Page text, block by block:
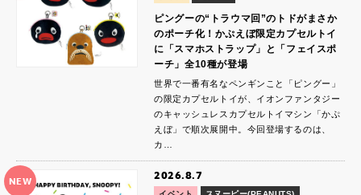
ピングーの“トラウマ回”のトドがまさか
のポーチ化！かぷえぼ限定カプセルトイ
に「スマホストラップ」と「フェイスポ
ーチ」全10種が登場
世界で一番有名なペンギンこと「ピングー」
の限定カプセルトイが、イオンファンタジー
のキャッシュレスカプセルトイマシン「かぷ
えぼ」で順次展開中。今回登場するのは、
カ…
NEW 2026.8.7